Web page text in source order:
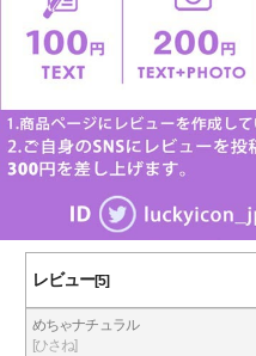
レビュー[5]
めちゃナチュラル
[ひさね]